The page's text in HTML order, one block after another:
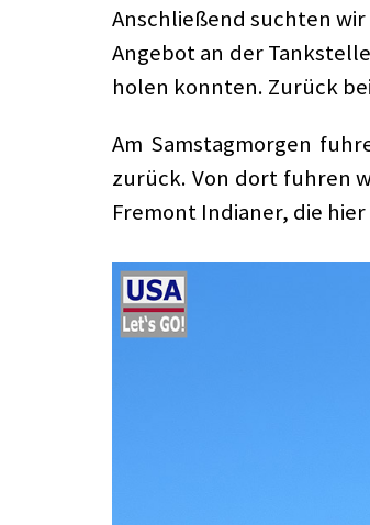
Anschließend suchten
Angebot an der
holen konnten. Zurück
Am Samstagmorgen
zurück. Von dort fuhren
Fremont Indianer, die